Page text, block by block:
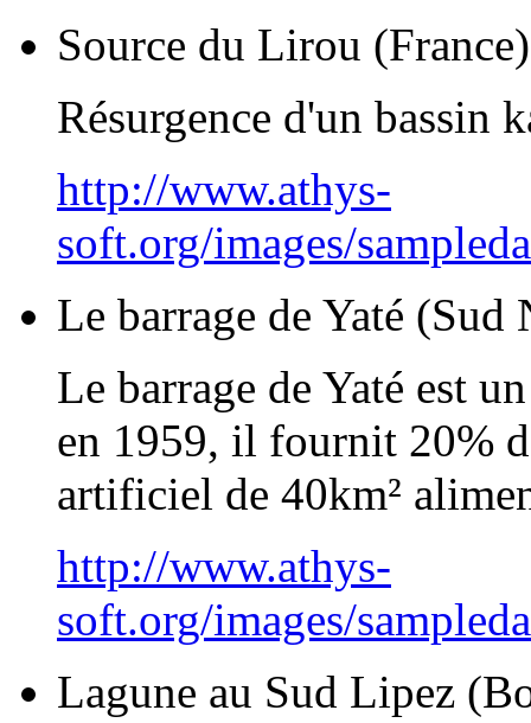
Source du Lirou (France)
Résurgence d'un bassin
http://www.athys-
soft.org/images/
Le barrage de Yaté
Le barrage de Yaté est
en 1959, il fournit 20%
artificiel de 40km²
http://www.athys-
soft.org/images/
Lagune au Sud Lipez